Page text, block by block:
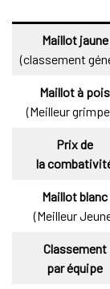
Maillot jaune
(classement
Maillot à pois
(Meilleur
Prix de
la
Maillot blanc
(Meilleur
Classement
par équipe